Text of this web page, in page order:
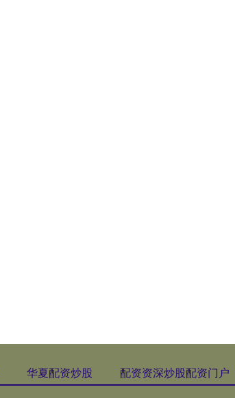
华夏配资炒股 配资资深炒股配资门户